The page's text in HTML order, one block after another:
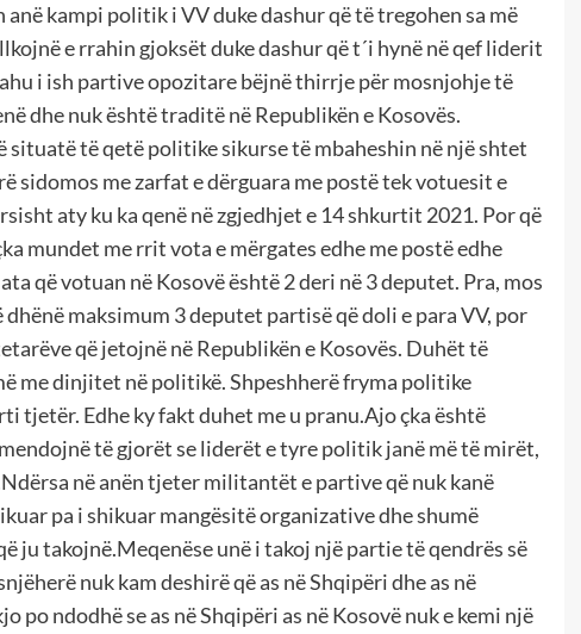
kampi politik i VV duke dashur që të tregohen sa më
e rrahin gjoksët duke dashur që t´i hynë në qef liderit
i ish partive opozitare bëjnë thirrje për mosnjohje të
dhe nuk është traditë në Republikën e Kosovës.
situatë të qetë politike sikurse të mbaheshin në një shtet
sidomos me zarfat e dërguara me postë tek votuesit e
aty ku ka qenë në zgjedhjet e 14 shkurtit 2021. Por që
mundet me rrit vota e mërgates edhe me postë edhe
që votuan në Kosovë është 2 deri në 3 deputet. Pra, mos
maksimum 3 deputet partisë që doli e para VV, por
që jetojnë në Republikën e Kosovës. Duhët të
me dinjitet në politikë. Shpeshherë fryma politike
tjetër. Edhe ky fakt duhet me u pranu.Ajo çka është
të gjorët se liderët e tyre politik janë më të mirët,
në anën tjeter militantët e partive që nuk kanë
pa i shikuar mangësitë organizative dhe shumë
ju takojnë.Meqenëse unë i takoj një partie të qendrës së
nuk kam deshirë që as në Shqipëri dhe as në
ndodhë se as në Shqipëri as në Kosovë nuk e kemi një